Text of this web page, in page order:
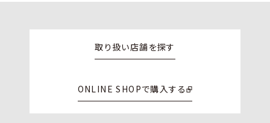
取り扱い店舗を探す
ONLINE SHOPで購入する